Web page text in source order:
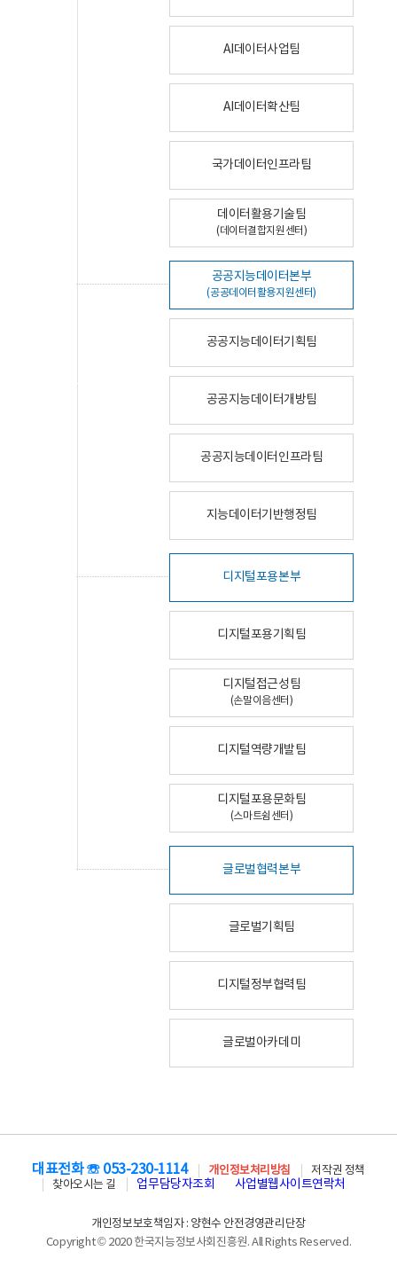
AI데이터사업팀
AI데이터확산팀
국가데이터인프라팀
데이터활용기술팀
(데이터결합지원센터)
공공지능데이터본부
(공공데이터활용지원센터)
공공지능데이터기획팀
공공지능데이터개방팀
공공지능데이터인프라팀
지능데이터기반행정팀
디지털포용본부
디지털포용기획팀
디지털접근성팀
(손말이음센터)
디지털역량개발팀
디지털포용문화팀
(스마트쉼센터)
글로벌협력본부
글로벌기획팀
디지털정부협력팀
글로벌아카데미
대표전화 ☏ 053-230-1114 개인정보처리방침
저작권 정책
찾아오시는 길
업무담당자조회 사업별웹사이트연락처
개인정보보호책임자 : 양현수 안전경영관리단장
Copyright © 2020 한국지능정보사회진흥원. All Rights Reserved.